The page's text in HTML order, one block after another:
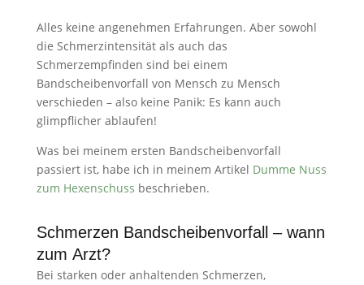
Alles keine angenehmen Erfahrungen. Aber sowohl
die Schmerzintensität als auch das
Schmerzempfinden sind bei einem
Bandscheibenvorfall von Mensch zu Mensch
verschieden – also keine Panik: Es kann auch
glimpflicher ablaufen!
Was bei meinem ersten Bandscheibenvorfall
passiert ist, habe ich in meinem Artikel Dumme Nuss
zum Hexenschuss beschrieben.
Schmerzen Bandscheibenvorfall – wann
zum Arzt?
Bei starken oder anhaltenden Schmerzen,